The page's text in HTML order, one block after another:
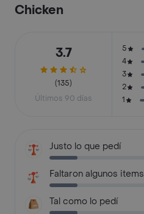
Chicken
3.7
(135)
Últimos 90 días
5
4
3
2
1
Justo lo que pedí
Faltaron algunos items
Tal como lo pedí